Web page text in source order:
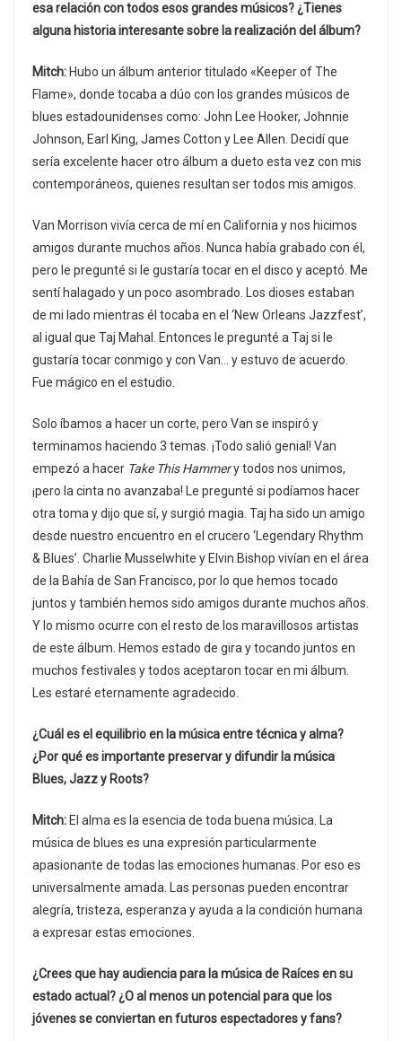
esa relación con todos esos grandes músicos? ¿Tienes
alguna historia interesante sobre la realización del álbum?
Mitch: Hubo un álbum anterior titulado «Keeper of The
Flame», donde tocaba a dúo con los grandes músicos de
blues estadounidenses como: John Lee Hooker, Johnnie
Johnson, Earl King, James Cotton y Lee Allen. Decidí que
sería excelente hacer otro álbum a dueto esta vez con mis
contemporáneos, quienes resultan ser todos mis amigos.
Van Morrison vivía cerca de mí en California y nos hicimos
amigos durante muchos años. Nunca había grabado con él,
pero le pregunté si le gustaría tocar en el disco y aceptó. Me
sentí halagado y un poco asombrado. Los dioses estaban
de mi lado mientras él tocaba en el ‘New Orleans Jazzfest’,
al igual que Taj Mahal. Entonces le pregunté a Taj si le
gustaría tocar conmigo y con Van… y estuvo de acuerdo.
Fue mágico en el estudio.
Solo íbamos a hacer un corte, pero Van se inspiró y
terminamos haciendo 3 temas. ¡Todo salió genial! Van
empezó a hacer Take This Hammery todos nos unimos,
¡pero la cinta no avanzaba! Le pregunté si podíamos hacer
otra toma y dijo que sí, y surgió magia. Taj ha sido un amigo
desde nuestro encuentro en el crucero ‘Legendary Rhythm
& Blues’. Charlie Musselwhite y Elvin Bishop vivían en el área
de la Bahía de San Francisco, por lo que hemos tocado
juntos y también hemos sido amigos durante muchos años.
Y lo mismo ocurre con el resto de los maravillosos artistas
de este álbum. Hemos estado de gira y tocando juntos en
muchos festivales y todos aceptaron tocar en mi álbum.
Les estaré eternamente agradecido.
¿Cuál es el equilibrio en la música entre técnica y alma?
¿Por qué es importante preservar y difundir la música
Blues, Jazz y Roots?
Mitch: El alma es la esencia de toda buena música. La
música de blues es una expresión particularmente
apasionante de todas las emociones humanas. Por eso es
universalmente amada. Las personas pueden encontrar
alegría, tristeza, esperanza y ayuda a la condición humana
a expresar estas emociones.
¿Crees que hay audiencia para la música de Raíces en su
estado actual? ¿O al menos un potencial para que los
jóvenes se conviertan en futuros espectadores y fans?